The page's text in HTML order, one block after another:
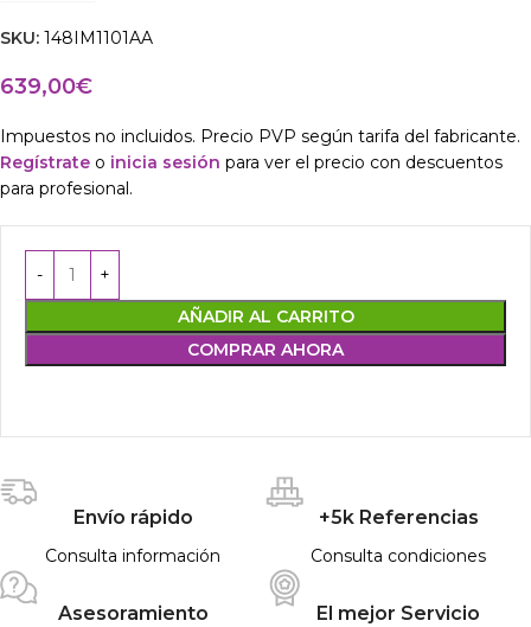
SKU: 148IM1101AA
639,00€
Impuestos no incluidos. Precio PVP según tarifa del fabricante.
Regístrate o inicia sesión para ver el precio con descuentos
para profesional.
AÑADIR AL CARRITO
COMPRAR AHORA
Envío rápido
Consulta información
+5k Referencias
Consulta condiciones
Asesoramiento El mejor Servicio